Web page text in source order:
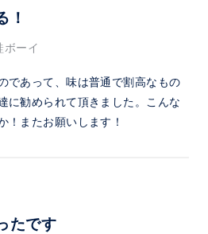
！
ボーイ
であって、味は普通で割高なもの
に勧められて頂きました。こんな
！またお願いします！
たです